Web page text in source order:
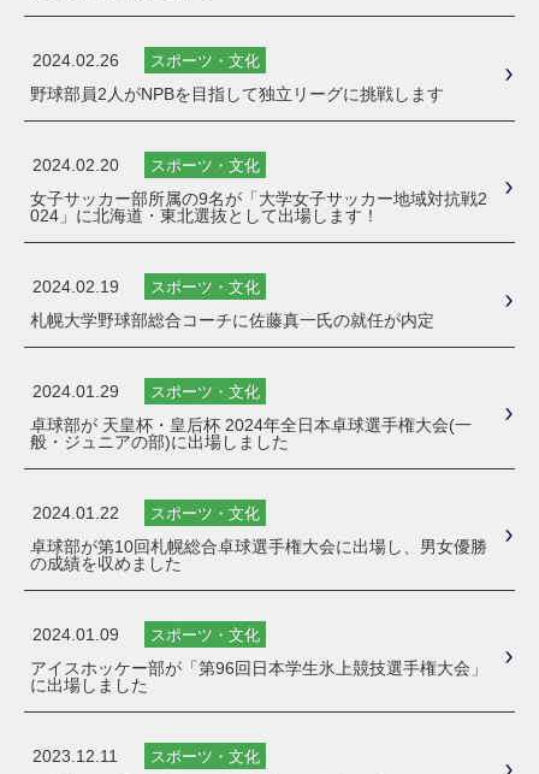
2024.02.26 スポーツ・文化
野球部員2人がNPBを目指して独立リーグに挑戦します
2024.02.20 スポーツ・文化
女子サッカー部所属の9名が「大学女子サッカー地域対抗戦2
024」に北海道・東北選抜として出場します！
2024.02.19 スポーツ・文化
札幌大学野球部総合コーチに佐藤真一氏の就任が内定
2024.01.29 スポーツ・文化
卓球部が 天皇杯・皇后杯 2024年全日本卓球選手権大会(一
般・ジュニアの部)に出場しました
2024.01.22 スポーツ・文化
卓球部が第10回札幌総合卓球選手権大会に出場し、男女優勝
の成績を収めました
2024.01.09 スポーツ・文化
アイスホッケー部が「第96回日本学生氷上競技選手権大会」
に出場しました
2023.12.11 スポーツ・文化